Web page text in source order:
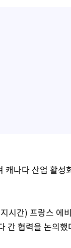
나다 산업 활
시간) 프랑스 에
간 협력을 논의했